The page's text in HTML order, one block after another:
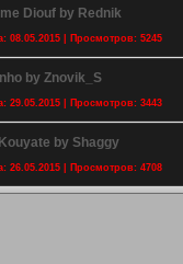
Diouf by Rednik
08.05.2015 | Просмотров: 5245
by Znovik_S
29.05.2015 | Просмотров: 3443
by Shaggy
26.05.2015 | Просмотров: 4708